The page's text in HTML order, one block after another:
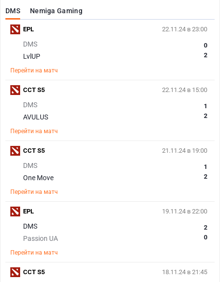
DMS Nemiga Gaming
22.11.24 в 23:00
DMS
LvlUP
0
2
Перейти на матч
EPL
22.11.24 в 15:00
DMS
AVULUS
1
2
Перейти на матч
CCT S5
21.11.24 в 19:00
DMS
One Move
1
2
Перейти на матч
CCT S5
19.11.24 в 22:00
DMS
Passion UA
2
0
Перейти на матч
EPL
18.11.24 в 21:45
CCT S5